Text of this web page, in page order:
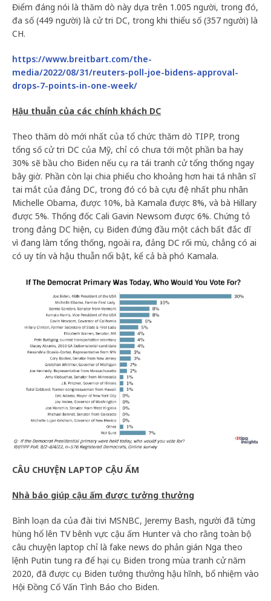
Điểm đáng nói là thăm dò này dựa trên 1.005 người, trong đó,
đa số (449 người) là cử tri DC, trong khi thiểu số (357 người) là
CH.
https://www.breitbart.com/the-
media/2022/08/31/reuters-poll-joe-bidens-approval-
drops-7-points-in-one-week/
Hậu thuẫn của các chính khách DC
Theo thăm dò mới nhất của tổ chức thăm dò TIPP, trong
tổng số cử tri DC của Mỹ, chỉ có chưa tới một phần ba hay
30% sẽ bầu cho Biden nếu cụ ra tái tranh cử tổng thống ngay
bây giờ. Phần còn lại chia phiếu cho khoảng hơn hai tá nhân sĩ
tai mắt của đảng DC, trong đó có bà cựu đệ nhất phu nhân
Michelle Obama, được 10%, bà Kamala được 8%, và bà Hillary
được 5%. Thống đốc Cali Gavin Newsom được 6%. Chứng tỏ
trong đảng DC hiện, cụ Biden đứng đầu một cách bất đắc dĩ
vì đang làm tổng thống, ngoài ra, đảng DC rối mù, chẳng có ai
có uy tín và hậu thuẫn nổi bật, kể cả bà phó Kamala.
CÂU CHUYỆN LAPTOP CẬU ẤM
Nhà báo giúp cậu ấm được tưởng thưởng
Bình loạn da của đài tivi MSNBC, Jeremy Bash, người đã từng
hùng hổ lên TV bênh vực cậu ấm Hunter và cho rằng toàn bộ
câu chuyện laptop chỉ là fake news do phản gián Nga theo
lệnh Putin tung ra để hại cụ Biden trong mùa tranh cử năm
2020, đã được cụ Biden tưởng thưởng hậu hĩnh, bổ nhiệm vào
Hội Đồng Cố Vấn Tình Báo cho Biden.